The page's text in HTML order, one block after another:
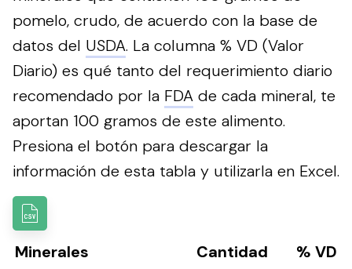
pomelo, crudo, de acuerdo con la base de
datos del USDA. La columna % VD (Valor
Diario) es qué tanto del requerimiento diario
recomendado por la FDA de cada mineral, te
aportan 100 gramos de este alimento.
Presiona el botón para descargar la
información de esta tabla y utilizarla en Excel.
Minerales Cantidad
% VD